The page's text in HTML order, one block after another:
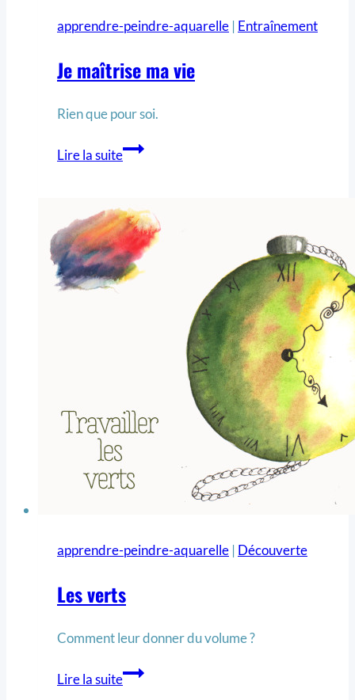
apprendre-peindre-aquarelle | Entraînement
Je maîtrise ma vie
Rien que pour soi.
Lire la suite
apprendre-peindre-aquarelle | Découverte
Les verts
Comment leur donner du volume ?
Lire la suite